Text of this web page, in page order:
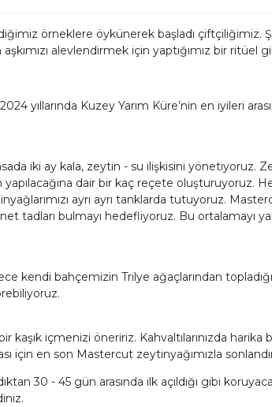
örneklere öykünerek başladı çiftçiliğimiz.
alevlendirmek için yaptığımız bir ritüel
yıllarında Kuzey Yarım Küre’nin en iyileri
iki ay kala, zeytin - su ilişkisini
dair bir kaç reçete
ayrı ayrı tanklarda tutuyoruz.
tadları bulmayı hedefliyoruz. Bu ortalamayı
kendi bahçemizin Trilye ağaçlarından
içmenizi öneririz. Kahvaltılarınızda harika bir
için en son Mastercut zeytinyağımızla
30 - 45 gün arasında ilk açıldığı gibi